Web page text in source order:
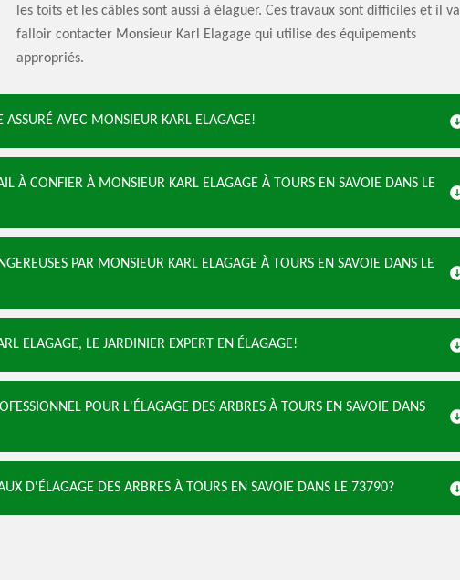
les toits et les câbles sont aussi à élaguer. Ces travaux sont difficiles et il va
falloir contacter Monsieur Karl Elagage qui utilise des équipements
appropriés.
ASSURÉ AVEC MONSIEUR KARL ELAGAGE!
À CONFIER À MONSIEUR KARL ELAGAGE À TOURS EN SAVOIE DANS LE
PAR MONSIEUR KARL ELAGAGE À TOURS EN SAVOIE DANS LE
ELAGAGE, LE JARDINIER EXPERT EN ÉLAGAGE!
POUR L'ÉLAGAGE DES ARBRES À TOURS EN SAVOIE DANS
D'ÉLAGAGE DES ARBRES À TOURS EN SAVOIE DANS LE 73790?